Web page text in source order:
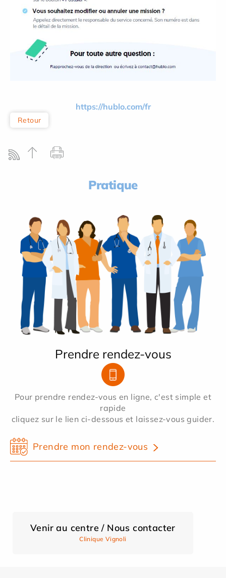
https://hublo.com/fr
Retour
Pratique
Prendre rendez-vous
Pour prendre rendez-vous en ligne, c'est simple et
rapide
cliquez sur le lien ci-dessous et laissez-vous guider.
Prendre mon rendez-vous
Venir au centre / Nous contacter
Clinique Vignoli